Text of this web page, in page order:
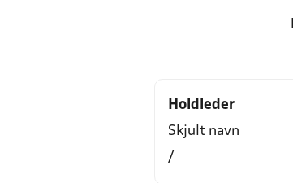
Holdleder
Skjult navn
/